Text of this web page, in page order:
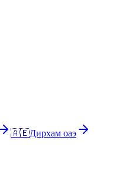
🇦🇪Дирхам оаэ